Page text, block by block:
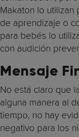
Makaton lo utilizan
de aprendizaje o
para bebés lo
con audición
Mensaje
No está claro que
alguna manera al
tiempo, no hay
negativo para los